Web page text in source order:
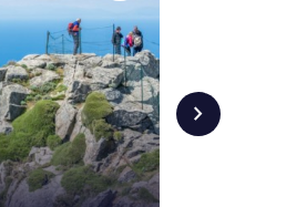
chevron_right